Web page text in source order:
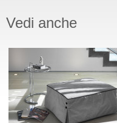
Vedi anche